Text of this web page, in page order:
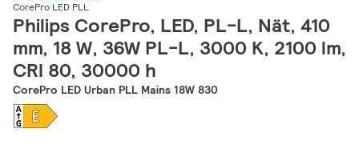
CorePro LED PLL
Philips CorePro, LED, PL-L, Nät, 410
mm, 18 W, 36W PL-L, 3000 K, 2100 lm,
CRI 80, 30000 h
CorePro LED Urban PLL Mains 18W 830